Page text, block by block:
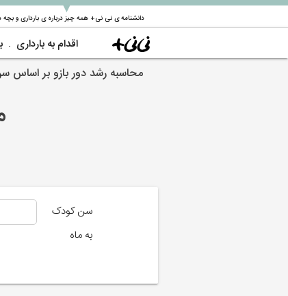
دانشنامه ی نی نی+ همه چیز درباره ی بارداری و بچه
▼
اقدام به بارداری
محاسبه رشد دور بازو بر اساس
سن کودک
به ماه